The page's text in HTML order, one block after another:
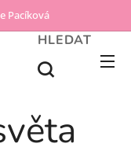
Pacíková
HLEDAT